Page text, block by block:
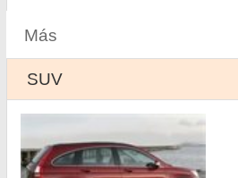
Más
SUV